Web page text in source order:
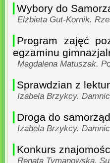
Wybory do
Elżbieta Gut-Kornik.
Program zajęć
egzaminu
Magdalena Matuszak.
Sprawdzian z
Izabela Brzykcy.
Droga do
Izabela Brzykcy.
Konkurs
Renata Tymanowska.